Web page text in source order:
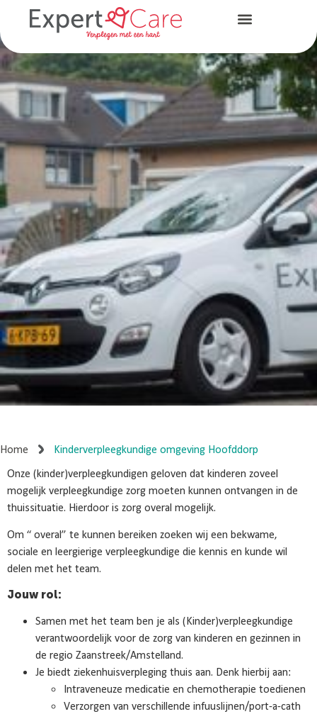
Home
Kinderverpleegkundige omgeving Hoofddorp
Onze (kinder)verpleegkundigen geloven dat kinderen zoveel
mogelijk verpleegkundige zorg moeten kunnen ontvangen in de
thuissituatie. Hierdoor is zorg overal mogelijk.
Om “ overal” te kunnen bereiken zoeken wij een bekwame,
sociale en leergierige verpleegkundige die kennis en kunde wil
delen met het team.
Jouw rol:
Samen met het team ben je als (Kinder)verpleegkundige
verantwoordelijk voor de zorg van kinderen en gezinnen in
de regio Zaanstreek/Amstelland.
Je biedt ziekenhuisverpleging thuis aan. Denk hierbij aan:
Intraveneuze medicatie en chemotherapie toedienen
Verzorgen van verschillende infuuslijnen/port-a-cath